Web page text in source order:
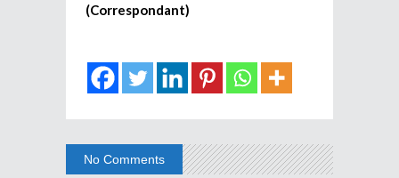
(Correspondant)
No Comments